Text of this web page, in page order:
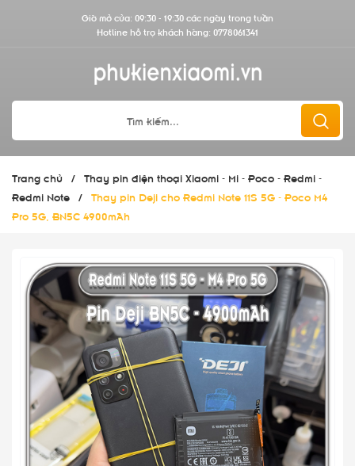
Giờ mở cửa: 09:30 - 19:30 các ngày trong tuần
Hotline hỗ trợ khách hàng: 0778061341
Trang chủ / Thay pin điện thoại Xiaomi - Mi - Poco - Redmi -
Redmi Note / Thay pin Deji cho Redmi Note 11S 5G - Poco M4
Pro 5G, BN5C 4900mAh